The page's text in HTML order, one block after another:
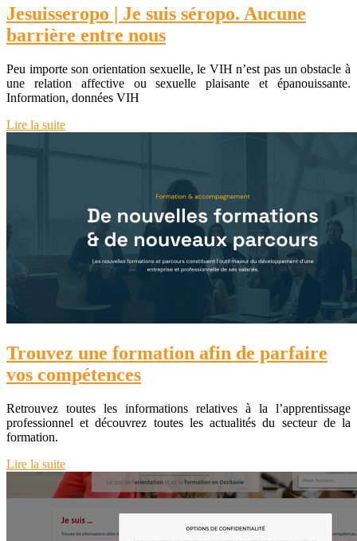
Jesuis­sero­po | Je suis séropo. Aucune
barrière entre nous
Peu importe son orientation sexuelle, le VIH n’est pas un obstacle à
une relation affective ou sexuelle plaisante et épanouissante.
Information, données VIH
Lire la suite
Trouvez une formation afin de parfaire
vos compétences
Retrouvez toutes les informations relatives à la l’apprentissage
professionnel et découvrez toutes les actualités du secteur de la
formation.
Lire la suite